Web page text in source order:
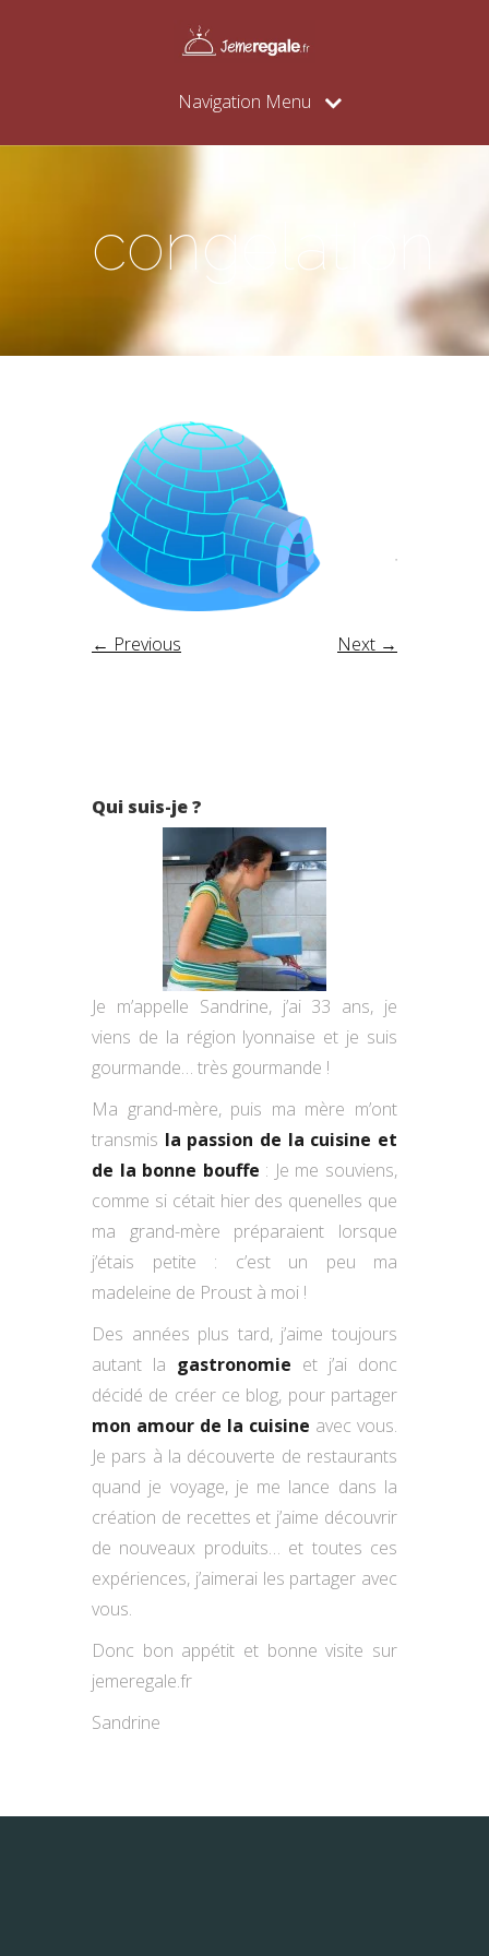
Navigation Menu
congelation
← Previous Next →
Qui suis-je ?
Je m’appelle Sandrine, j’ai 33 ans, je
viens de la région lyonnaise et je suis
gourmande… très gourmande !
Ma grand-mère, puis ma mère m’ont
transmis la passion de la cuisine et
de la bonne bouffe : Je me souviens,
comme si cétait hier des quenelles que
ma grand-mère préparaient lorsque
j’étais petite : c’est un peu ma
madeleine de Proust à moi !
Des années plus tard, j’aime toujours
autant la gastronomie et j’ai donc
décidé de créer ce blog, pour partager
mon amour de la cuisine avec vous.
Je pars à la découverte de restaurants
quand je voyage, je me lance dans la
création de recettes et j’aime découvrir
de nouveaux produits… et toutes ces
expériences, j’aimerai les partager avec
vous.
Donc bon appétit et bonne visite sur
jemeregale.fr
Sandrine